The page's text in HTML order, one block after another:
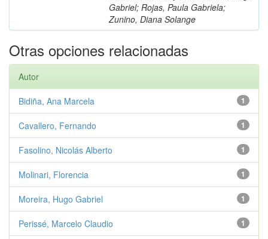
Gabriel; Rojas, Paula Gabriela;
Zunino, Diana Solange
Otras opciones relacionadas
Autor
1
Bidiña, Ana Marcela
1
Cavallero, Fernando
1
Fasolino, Nicolás Alberto
1
Molinari, Florencia
1
Moreira, Hugo Gabriel
1
Perissé, Marcelo Claudio